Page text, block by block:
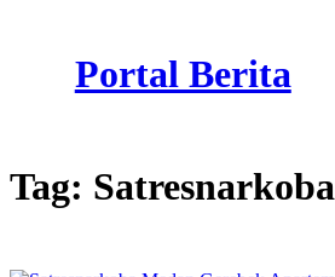
Portal Berita
Tag: Satresnarkoba